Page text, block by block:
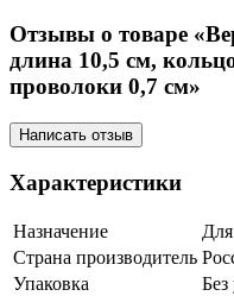
Отзывы о товаре
длина 10,5 см,
проволоки 0,7 см»
Написать отзыв
Характеристики
Назначение
Для
Страна производитель
Упаковка
Без